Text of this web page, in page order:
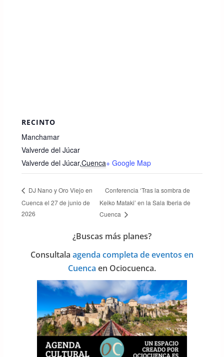
RECINTO
Manchamar
Valverde del Júcar
Valverde del Júcar,Cuenca+ Google Map
DJ Nano y Oro Viejo en
Cuenca el 27 de junio de
2026
Conferencia ‘Tras la sombra de
Keiko Mataki’ en la Sala Iberia de
Cuenca
¿Buscas más planes?
Consultala agenda completa de eventos en
Cuenca en Ociocuenca.